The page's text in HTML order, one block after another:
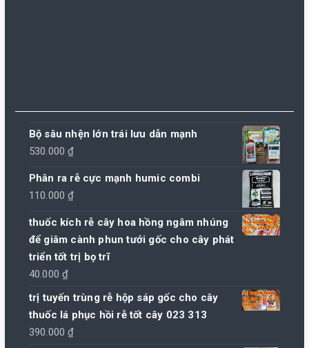
Bộ sâu nhện lớn trái lưu dẫn mạnh
530.000₫
Phân ra rễ cực mạnh humic combi
110.000₫
thuốc kích rễ cây hoa hồng ngâm nhúng
để giâm cành phun tưới gốc cho cây phát
triển tốt trị bọ trĩ
40.000₫
trị tuyến trùng rễ hộp sáp gốc cho cây
thuốc lá phục hồi rễ tốt cây 023 313
390.000₫